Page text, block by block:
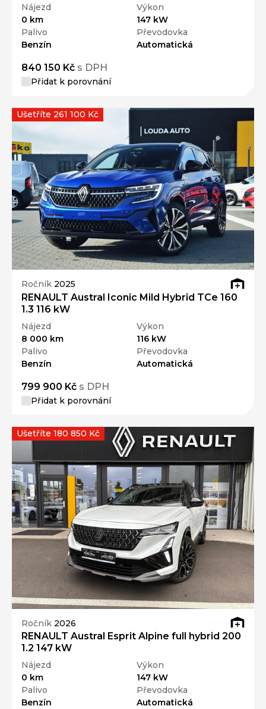
Nájezd
0 km
Výkon
147 kW
Palivo
Benzín
Převodovka
Automatická
840 150 Kč s DPH
Přidat k porovnání
Ročník 2025
RENAULT Austral Iconic Mild Hybrid TCe 160
1.3 116 kW
Nájezd
8 000 km
Výkon
116 kW
Palivo
Benzín
Převodovka
Automatická
799 900 Kč s DPH
Přidat k porovnání
Ušetříte 261 100 Kč
Ročník 2026
RENAULT Austral Esprit Alpine full hybrid 200
1.2 147 kW
Nájezd
0 km
Výkon
147 kW
Palivo
Benzín
Převodovka
Automatická
Ušetříte 180 850 Kč